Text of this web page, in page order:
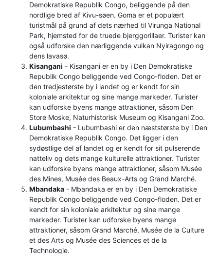
Demokratiske Republik Congo, beliggende på den
nordlige bred af Kivu-søen. Goma er et populært
turistmål på grund af dets nærhed til Virunga National
Park, hjemsted for de truede bjerggorillaer. Turister kan
også udforske den nærliggende vulkan Nyiragongo og
dens lavasø.
Kisangani - Kisangani er en by i Den Demokratiske
Republik Congo beliggende ved Congo-floden. Det er
den tredjestørste by i landet og er kendt for sin
koloniale arkitektur og sine mange markeder. Turister
kan udforske byens mange attraktioner, såsom Den
Store Moske, Naturhistorisk Museum og Kisangani Zoo.
Lubumbashi - Lubumbashi er den næststørste by i Den
Demokratiske Republik Congo. Det ligger i den
sydøstlige del af landet og er kendt for sit pulserende
natteliv og dets mange kulturelle attraktioner. Turister
kan udforske byens mange attraktioner, såsom Musée
des Mines, Musée des Beaux-Arts og Grand Marché.
Mbandaka - Mbandaka er en by i Den Demokratiske
Republik Congo beliggende ved Congo-floden. Det er
kendt for sin koloniale arkitektur og sine mange
markeder. Turister kan udforske byens mange
attraktioner, såsom Grand Marché, Musée de la Culture
et des Arts og Musée des Sciences et de la
Technologie.